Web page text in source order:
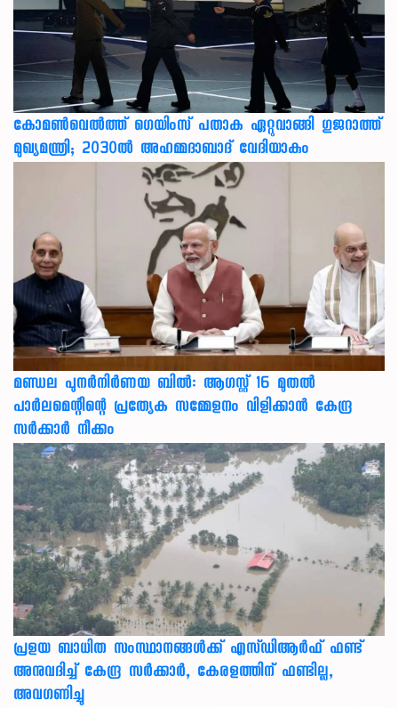
കോമൺവെൽത്ത് ഗെയിംസ് പതാക ഏറ്റുവാങ്ങി ഗുജറാത്ത്
മുഖ്യമന്ത്രി; 2030ൽ അഹമ്മദാബാദ് വേദിയാകും
മണ്ഡല പുനർനിർണയ ബിൽ: ആഗസ്റ്റ് 16 മുതൽ
പാർലമെന്റിന്റെ പ്രത്യേക സമ്മേളനം വിളിക്കാൻ കേന്ദ്ര
സർക്കാർ നീക്കം
പ്രളയ ബാധിത സംസ്ഥാനങ്ങൾക്ക് എസ്ഡിആർഫ് ഫണ്ട്
അനുവദിച്ച് കേന്ദ്ര സര്‍ക്കാര്‍, കേരളത്തിന് ഫണ്ടില്ല,
അവഗണിച്ചു